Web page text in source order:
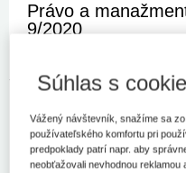
Právo a
9/2020
Súhlas s
Vážený návštevník, snažíme sa
používateľského komfortu pri
predpoklady patrí napr. aby
neobťažovali nevhodnou reklamou